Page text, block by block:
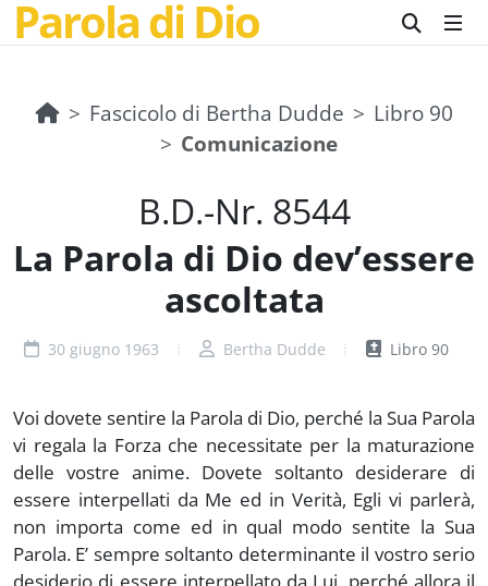
Parola di Dio
Fascicolo di Bertha Dudde
Libro 90
Comunicazione
B.D.-Nr. 8544
La Parola di Dio dev’essere
ascoltata
30 giugno 1963 Bertha Dudde Libro 90
Voi dovete sentire la Parola di Dio, perché la Sua Parola
vi regala la Forza che necessitate per la maturazione
delle vostre anime. Dovete soltanto desiderare di
essere interpellati da Me ed in Verità, Egli vi parlerà,
non importa come ed in qual modo sentite la Sua
Parola. E’ sempre soltanto determinante il vostro serio
desiderio di essere interpellato da Lui, perché allora il